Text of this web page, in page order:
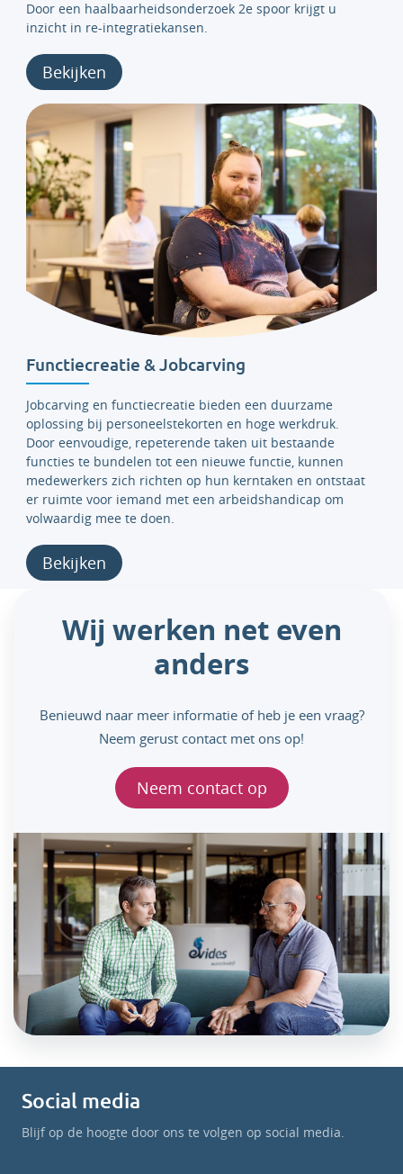
Door een haalbaarheidsonderzoek 2e spoor krijgt u
inzicht in re-integratiekansen.
Bekijken
Functiecreatie & Jobcarving
Jobcarving en functiecreatie bieden een duurzame
oplossing bij personeelstekorten en hoge werkdruk.
Door eenvoudige, repeterende taken uit bestaande
functies te bundelen tot een nieuwe functie, kunnen
medewerkers zich richten op hun kerntaken en ontstaat
er ruimte voor iemand met een arbeidshandicap om
volwaardig mee te doen.
Bekijken
Wij werken net even
anders
Benieuwd naar meer informatie of heb je een vraag?
Neem gerust contact met ons op!
Neem contact op
Social media
Blijf op de hoogte door ons te volgen op social media.